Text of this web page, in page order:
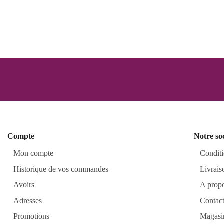
Compte
Mon compte
Historique de vos commandes
Avoirs
Adresses
Promotions
Notre
A